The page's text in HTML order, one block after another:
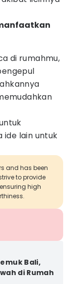
di rumahmu,
ide lain untuk
and has been
to provide
high
Bali,
di Rumah